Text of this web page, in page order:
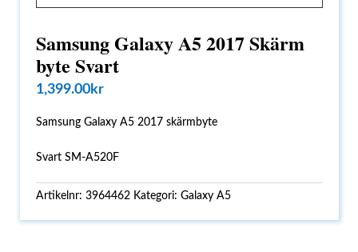
Samsung Galaxy A5 2017 Skärm
byte Svart
1,399.00kr
Samsung Galaxy A5 2017 skärmbyte
Svart SM-A520F
Artikelnr:3964462 Kategori:Galaxy A5